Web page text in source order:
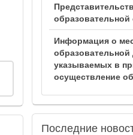
образовательной
Информация о
образовательной
указываемых в
осуществление
Последние